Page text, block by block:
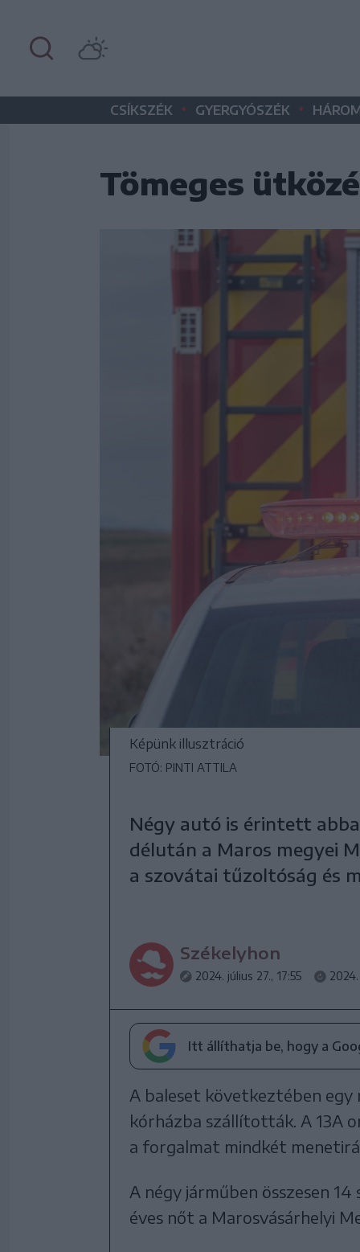
CSÍKSZÉK • GYERGYÓSZÉK •
Tömeges
Képünk illusztráció
FOTÓ: PINTI ATTILA
Négy autó is érintett
délután a Maros megyei
a szovátai tűzoltóság és
Székelyhon
2024. július 27., 17:55
Itt állíthatja be, hogy a
A baleset következtében
kórházba szállították. A 13A
a forgalmat mindkét
A négy járműben összesen
éves nőt a Marosvásárhelyi